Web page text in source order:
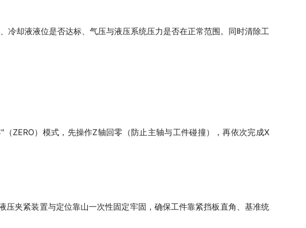
冷却液液位是否达标、气压与液压系统压力是否在正常范围。同时清除工
ZERO）模式，先操作Z轴回零（防止主轴与工件碰撞），再依次完成X
夹紧装置与定位靠山一次性固定牢固，确保工件靠紧挡板直角、基准统